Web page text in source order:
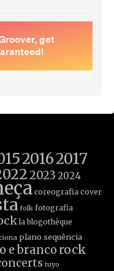
20162017
2023 2024
coreografia cover
folk fotografia
la blogothèque
plano sequência
e branco rock
tuyo